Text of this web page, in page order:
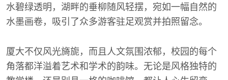
水碧绿透明，湖畔的垂柳随风轻摆，宛如一幅自然的
水墨画卷，吸引了众多游客驻足观赏并拍照留念。
厦大不仅风光旖旎，而且人文氛围浓郁，校园的每个
角落都洋溢着艺术和学术的韵味。无论是风格独特的